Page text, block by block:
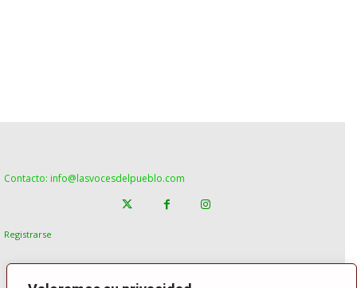
Contacto: info@lasvocesdelpueblo.com
Registrarse